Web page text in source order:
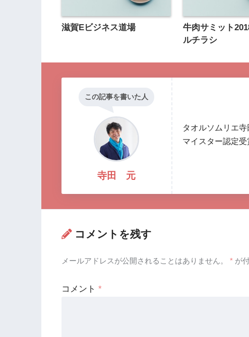
滋賀Eビジネス道場
牛肉サミット
ルチラシ
この記事を書いた人
寺田 元
タオルソムリエ
マイスター認定
コメントを残す
メールアドレスが公開されることはありません。 * が
コメント *